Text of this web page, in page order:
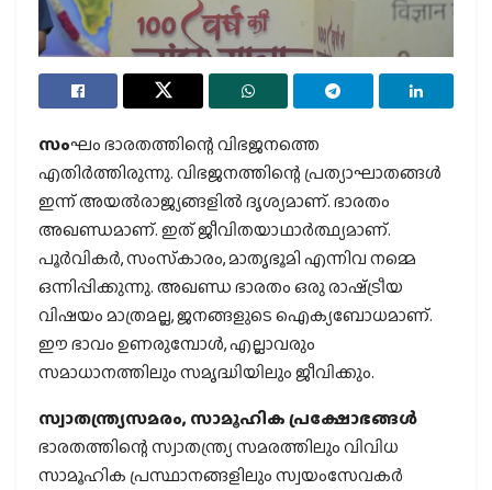
സംഘം ഭാരതത്തിന്റെ വിഭജനത്തെ
എതിര്‍ത്തിരുന്നു. വിഭജനത്തിന്റെ പ്രത്യാഘാതങ്ങള്‍
ഇന്ന് അയല്‍രാജ്യങ്ങളില്‍ ദൃശ്യമാണ്. ഭാരതം
അഖണ്ഡമാണ്. ഇത് ജീവിതയാഥാര്‍ത്ഥ്യമാണ്.
പൂര്‍വികര്‍, സംസ്‌കാരം, മാതൃഭൂമി എന്നിവ നമ്മെ
ഒന്നിപ്പിക്കുന്നു. അഖണ്ഡ ഭാരതം ഒരു രാഷ്‌ട്രീയ
വിഷയം മാത്രമല്ല, ജനങ്ങളുടെ ഐക്യബോധമാണ്.
ഈ ഭാവം ഉണരുമ്പോള്‍, എല്ലാവരും
സമാധാനത്തിലും സമൃദ്ധിയിലും ജീവിക്കും.
സ്വാതന്ത്ര്യസമരം, സാമൂഹിക പ്രക്ഷോഭങ്ങള്‍
ഭാരതത്തിന്റെ സ്വാതന്ത്ര്യ സമരത്തിലും വിവിധ
സാമൂഹിക പ്രസ്ഥാനങ്ങളിലും സ്വയംസേവകര്‍